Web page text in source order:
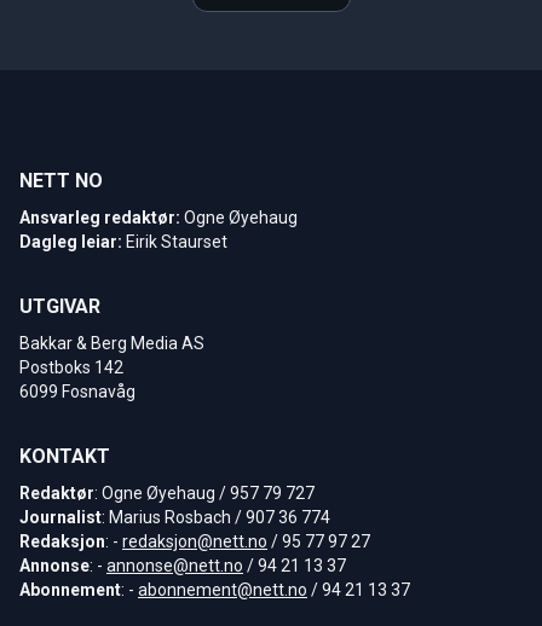
NETT NO
Ansvarleg redaktør: Ogne Øyehaug
Dagleg leiar: Eirik Staurset
UTGIVAR
Bakkar & Berg Media AS
Postboks 142
6099 Fosnavåg
KONTAKT
Redaktør: Ogne Øyehaug / 957 79 727
Journalist: Marius Rosbach / 907 36 774
Redaksjon: - redaksjon@nett.no / 95 77 97 27
Annonse: - annonse@nett.no / 94 21 13 37
Abonnement: - abonnement@nett.no / 94 21 13 37